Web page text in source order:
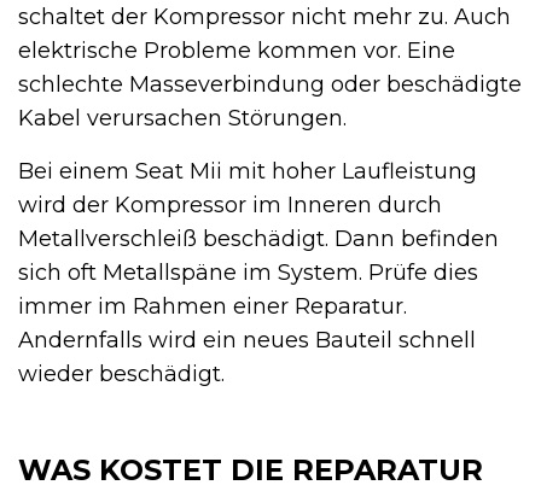
schaltet der Kompressor nicht mehr zu. Auch
elektrische Probleme kommen vor. Eine
schlechte Masseverbindung oder beschädigte
Kabel verursachen Störungen.
Bei einem Seat Mii mit hoher Laufleistung
wird der Kompressor im Inneren durch
Metallverschleiß beschädigt. Dann befinden
sich oft Metallspäne im System. Prüfe dies
immer im Rahmen einer Reparatur.
Andernfalls wird ein neues Bauteil schnell
wieder beschädigt.
WAS KOSTET DIE REPARATUR